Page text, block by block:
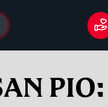
PIO: